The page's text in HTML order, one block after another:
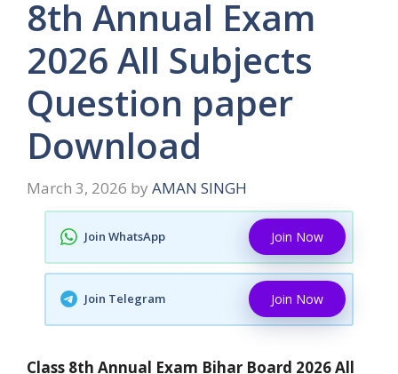
8th Annual Exam
2026 All Subjects
Question paper
Download
March 3, 2026 by AMAN SINGH
Join WhatsApp Join Now
Join Telegram Join Now
Class 8th Annual Exam Bihar Board 2026 All